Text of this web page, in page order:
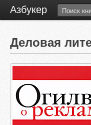
Азбукер
Деловая